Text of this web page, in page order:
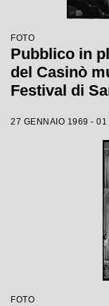
FOTO
Pubblico in
del Casinò
Festival di
27 GENNAIO 1969 -
FOTO